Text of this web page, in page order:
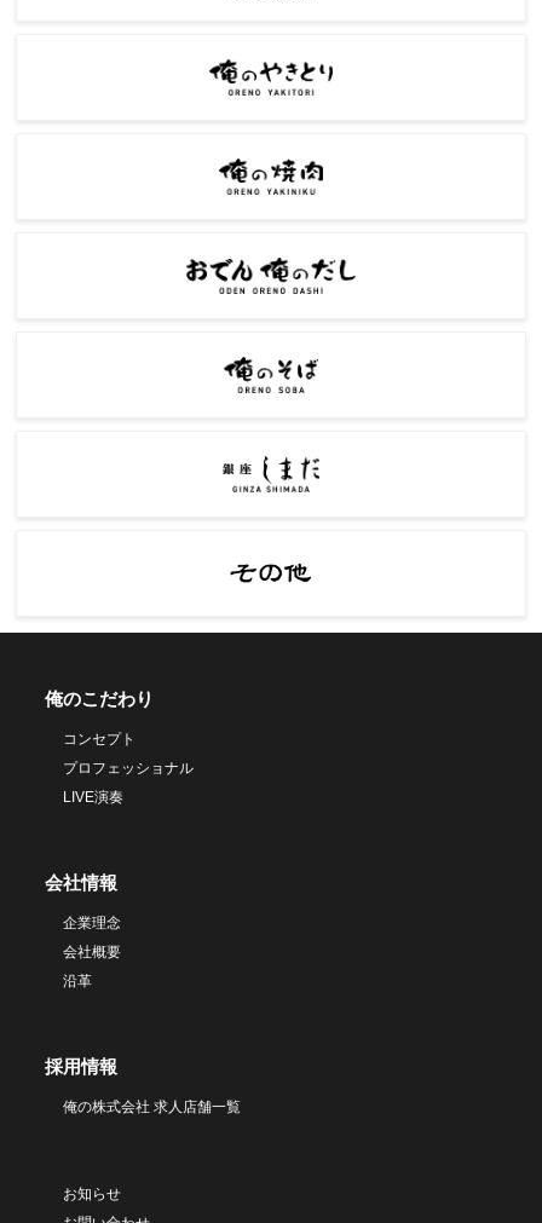
俺のこだわり
コンセプト
プロフェッショナル
LIVE演奏
会社情報
企業理念
会社概要
沿革
採用情報
俺の株式会社 求人店舗一覧
お知らせ